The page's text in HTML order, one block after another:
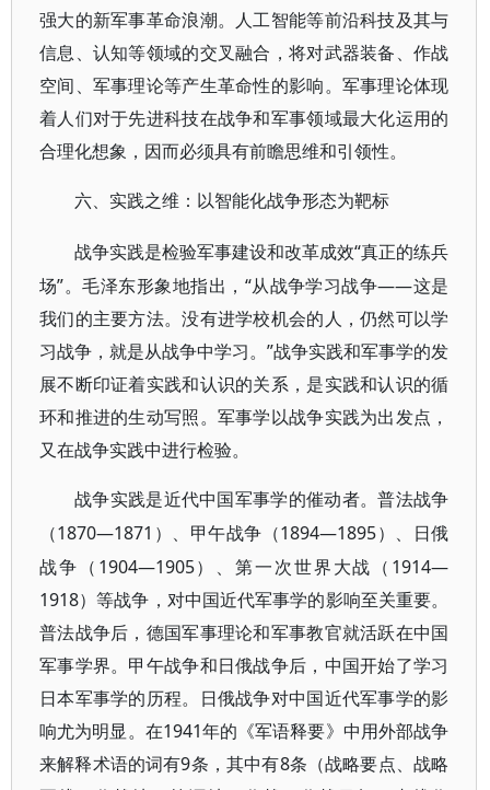
强大的新军事革命浪潮。人工智能等前沿科技及其与
信息、认知等领域的交叉融合，将对武器装备、作战
空间、军事理论等产生革命性的影响。军事理论体现
着人们对于先进科技在战争和军事领域最大化运用的
合理化想象，因而必须具有前瞻思维和引领性。
六、实践之维：以智能化战争形态为靶标
战争实践是检验军事建设和改革成效“真正的练兵
场”。毛泽东形象地指出，“从战争学习战争——这是
我们的主要方法。没有进学校机会的人，仍然可以学
习战争，就是从战争中学习。”战争实践和军事学的发
展不断印证着实践和认识的关系，是实践和认识的循
环和推进的生动写照。军事学以战争实践为出发点，
又在战争实践中进行检验。
战争实践是近代中国军事学的催动者。普法战争
（1870—1871）、甲午战争（1894—1895）、日俄
战争（1904—1905）、第一次世界大战（1914—
1918）等战争，对中国近代军事学的影响至关重要。
普法战争后，德国军事理论和军事教官就活跃在中国
军事学界。甲午战争和日俄战争后，中国开始了学习
日本军事学的历程。日俄战争对中国近代军事学的影
响尤为明显。在1941年的《军语释要》中用外部战争
来解释术语的词有9条，其中有8条（战略要点、战略